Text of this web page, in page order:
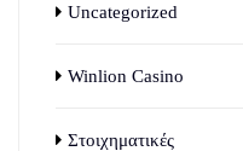
Uncategorized
Winlion Casino
Στοιχηματικές